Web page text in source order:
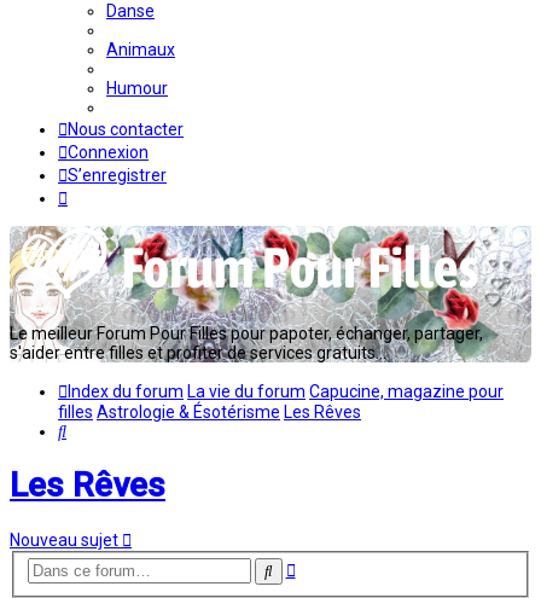
Danse
Animaux
Humour
Nous contacter
Connexion
S’enregistrer
Le meilleur Forum Pour Filles pour papoter, échanger, partager,
s'aider entre filles et profiter de services gratuits...
Index du forum La vie du forum Capucine, magazine pour
filles Astrologie & Ésotérisme Les Rêves
Rechercher
Les Rêves
Nouveau sujet
Rechercher
Recherche